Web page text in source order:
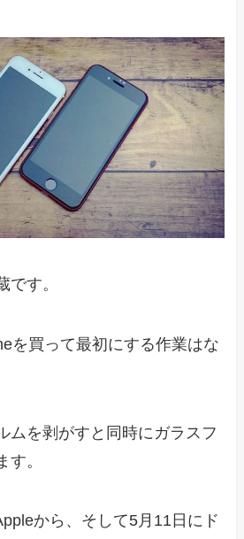
です。
を買って最初にする作業はな
ムを剥がすと同時にガラスフ
す。
から、そして5月11日にド